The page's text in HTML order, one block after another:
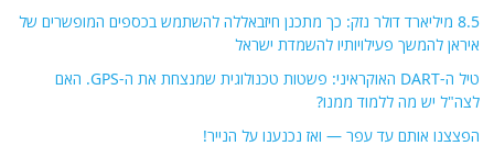
8.5 מיליארד דולר נזק: כך מתכנן חיזבאללה להשתמש בכספים המופשרים של
איראן להמשך פעילויותיו להשמדת ישראל
טיל ה-DART האוקראיני: פשטות טכנולוגית שמנצחת את ה-GPS. האם
לצה"ל יש מה ללמוד ממנו?
הפצצנו אותם עד עפר — ואז נכנענו על הנייר!